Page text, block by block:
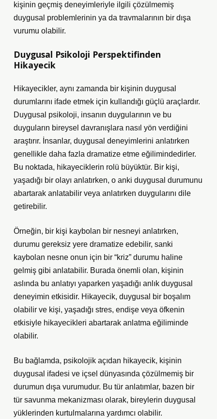
kişinin geçmiş deneyimleriyle ilgili çözülmemiş
duygusal problemlerinin ya da travmalarının bir dışa
vurumu olabilir.
Duygusal Psikoloji Perspektifinden
Hikayecik
Hikayecikler, aynı zamanda bir kişinin duygusal
durumlarını ifade etmek için kullandığı güçlü araçlardır.
Duygusal psikoloji, insanın duygularının ve bu
duyguların bireysel davranışlara nasıl yön verdiğini
araştırır. İnsanlar, duygusal deneyimlerini anlatırken
genellikle daha fazla dramatize etme eğilimindedirler.
Bu noktada, hikayeciklerin rolü büyüktür. Bir kişi,
yaşadığı bir olayı anlatırken, o anki duygusal durumunu
abartarak anlatabilir veya anlatırken duygularını dile
getirebilir.
Örneğin, bir kişi kaybolan bir nesneyi anlatırken,
durumu gereksiz yere dramatize edebilir, sanki
kaybolan nesne onun için bir “kriz” durumu haline
gelmiş gibi anlatabilir. Burada önemli olan, kişinin
aslında bu anlatıyı yaparken yaşadığı anlık duygusal
deneyimin etkisidir. Hikayecik, duygusal bir boşalım
olabilir ve kişi, yaşadığı stres, endişe veya öfkenin
etkisiyle hikayecikleri abartarak anlatma eğiliminde
olabilir.
Bu bağlamda, psikolojik açıdan hikayecik, kişinin
duygusal ifadesi ve içsel dünyasında çözülmemiş bir
durumun dışa vurumudur. Bu tür anlatımlar, bazen bir
tür savunma mekanizması olarak, bireylerin duygusal
yüklerinden kurtulmalarına yardımcı olabilir.